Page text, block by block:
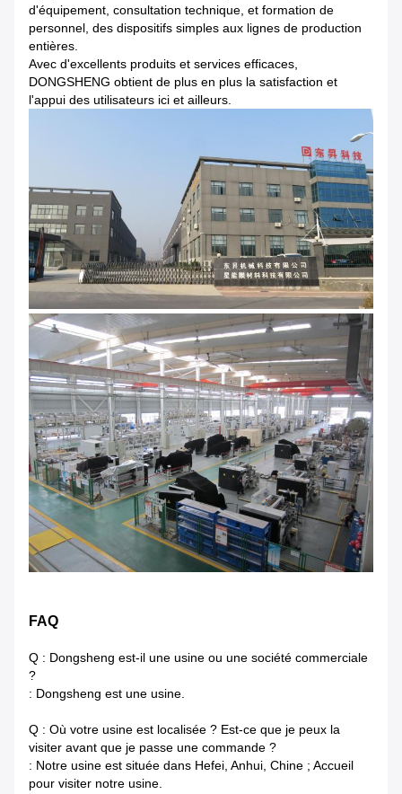
d'équipement, consultation technique, et formation de
personnel, des dispositifs simples aux lignes de production
entières.
Avec d'excellents produits et services efficaces,
DONGSHENG obtient de plus en plus la satisfaction et
l'appui des utilisateurs ici et ailleurs.
FAQ
Q : Dongsheng est-il une usine ou une société commerciale
?
: Dongsheng est une usine.
Q : Où votre usine est localisée ? Est-ce que je peux la
visiter avant que je passe une commande ?
: Notre usine est située dans Hefei, Anhui, Chine ; Accueil
pour visiter notre usine.